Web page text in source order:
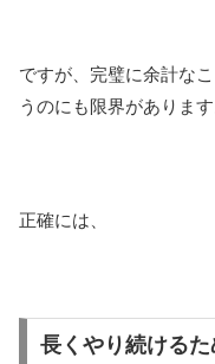
ですが、完璧に余計な
うのにも限界があります
正確には、
長くやり続ける